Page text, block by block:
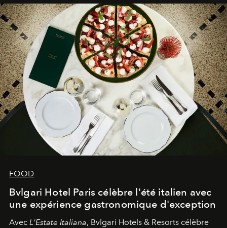
FOOD
Bvlgari Hotel Paris célèbre l'été italien avec
une expérience gastronomique d'exception
Avec L'Estate Italiana, Bvlgari Hotels & Resorts célèbre